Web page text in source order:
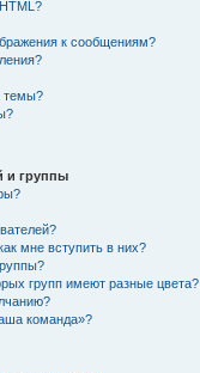
к сообщениям?
темы?
и группы
мне вступить в них?
групп имеют разные цвета?
команда»?